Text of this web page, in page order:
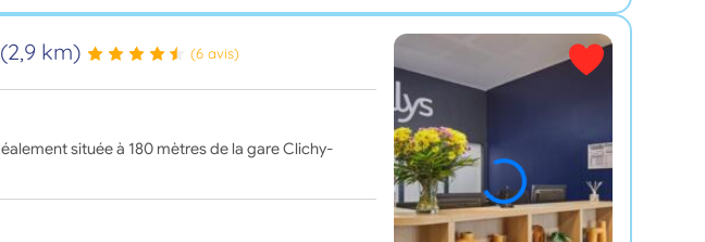
(2,9 km) (6 avis)
située à 180 mètres de la gare Clichy-